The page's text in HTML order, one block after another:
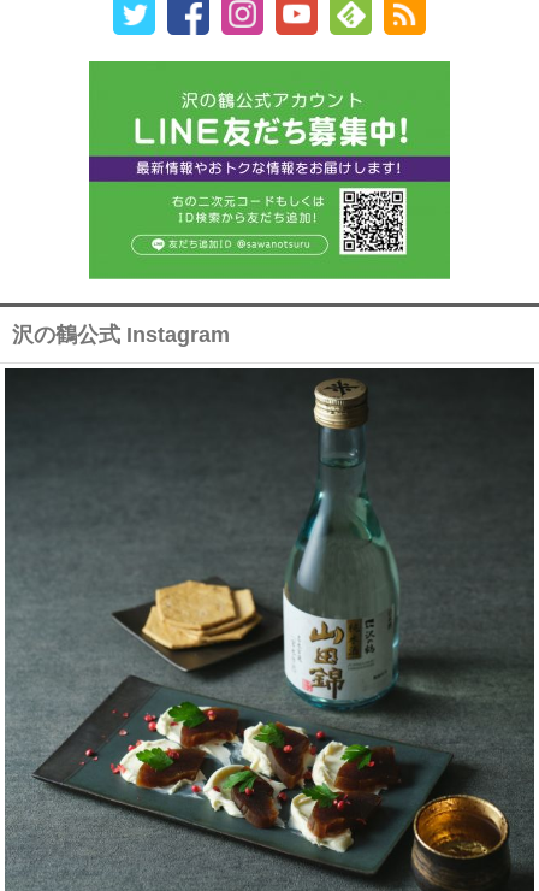
沢の鶴公式 Instagram